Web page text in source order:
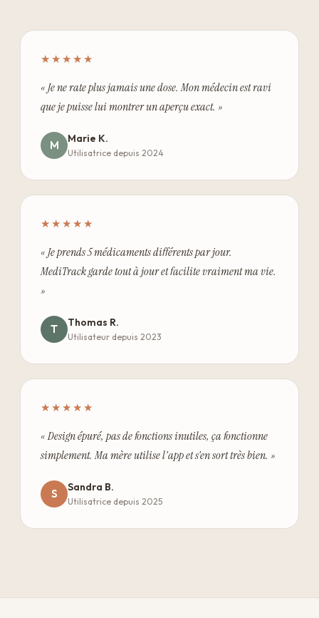
★★★★★
« Je ne rate plus jamais une dose. Mon médecin est ravi
que je puisse lui montrer un aperçu exact. »
M Marie K.
Utilisatrice depuis 2024
★★★★★
« Je prends 5 médicaments différents par jour.
MediTrack garde tout à jour et facilite vraiment ma vie.
»
T Thomas R.
Utilisateur depuis 2023
★★★★★
« Design épuré, pas de fonctions inutiles, ça fonctionne
simplement. Ma mère utilise l'app et s'en sort très bien. »
S Sandra B.
Utilisatrice depuis 2025